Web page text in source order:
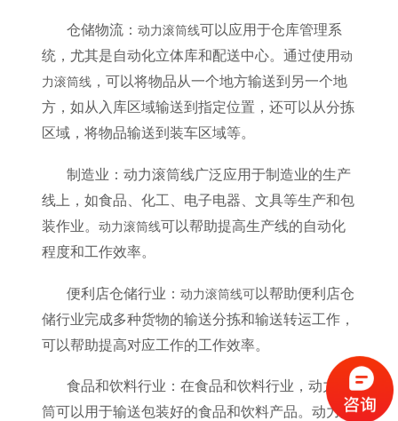
仓储物流： 动力滚筒线可以应用于仓库管理系
统，尤其是自动化立体库和配送中心。通过使用 动
力滚筒线，可以将物品从一个地方输送到另一个地
方，如从入库区域输送到指定位置，还可以从分拣
区域，将物品输送到装车区域等。
制造业：动力滚筒线广泛应用于制造业的生产
线上，如食品、化工、电子电器、文具等生产和包
装作业。 动力滚筒线可以帮助提高生产线的自动化
程度和工作效率。
便利店仓储行业： 动力滚筒线可以帮助便利店仓
储行业完成多种货物的输送分拣和输送转运工作，
可以帮助提高对应工作的工作效率。
食品和饮料行业：在食品和饮料行业，动力滚
筒可以用于输送包装好的食品和饮料产品。动力滚